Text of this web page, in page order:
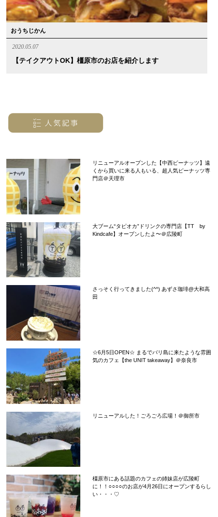
おうちじかん
2020.05.07
【テイクアウトOK】橿原市のお店を紹介します
リニューアルオープンした【中西ピーナッツ】遠
くから買いに来る人もいる、超人気ピーナッツ専
門店＠天理市
大ブーム“タピオカ”ドリンクの専門店【TT by
Kindcafe】オープンしたよ〜＠広陵町
さっそく行ってきました(^^) あずさ珈琲@大和高
田
☆6月5日OPEN☆ まるでバリ島に来たような雰囲
気のカフェ【the UNIT takeaway】＠奈良市
リニューアルした！ごろごろ広場！＠御所市
橿原市にある話題のカフェの姉妹店が広陵町
に！！○○○○のお店が4月26日にオープンするらし
い・・・♡